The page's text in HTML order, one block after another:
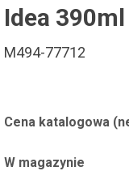
Idea
M494-77712
Cena katalogowa
W magazynie